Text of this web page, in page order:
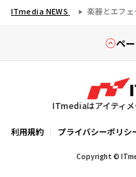
ITmedia NEWS 楽器とエフェ
ペ
ITmediaはアイティメ
利用規約 プライバシーポリシ
Copyright ©